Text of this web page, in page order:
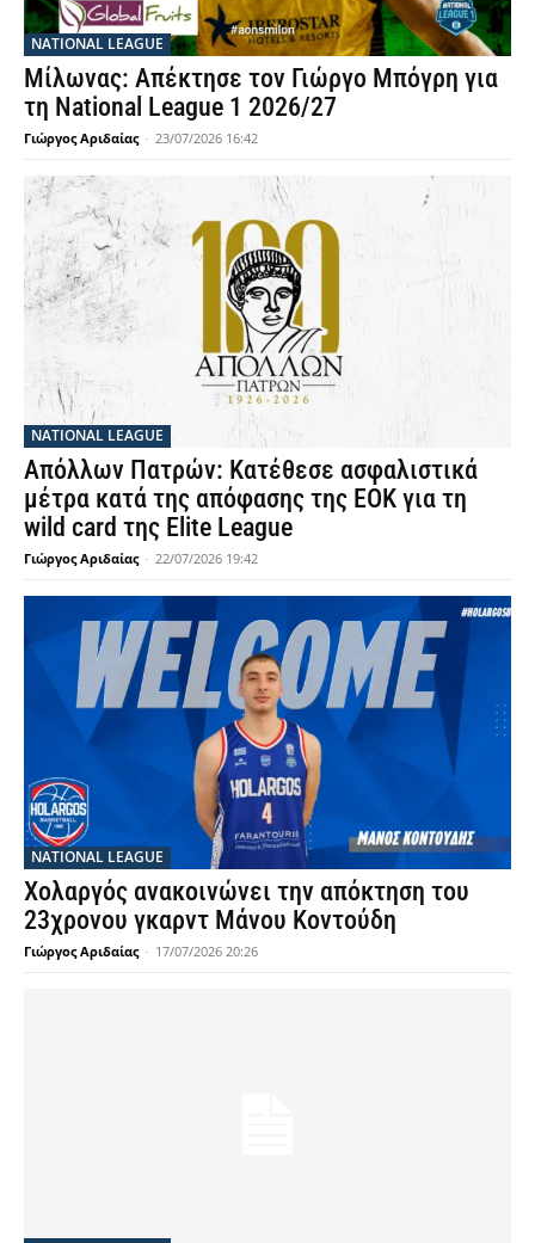
NATIONAL LEAGUE
Μίλωνας: Απέκτησε τον Γιώργο Μπόγρη για
τη National League 1 2026/27
Γιώργος Αριδαίας - 23/07/2026 16:42
NATIONAL LEAGUE
Απόλλων Πατρών: Κατέθεσε ασφαλιστικά
μέτρα κατά της απόφασης της ΕΟΚ για τη
wild card της Elite League
Γιώργος Αριδαίας - 22/07/2026 19:42
NATIONAL LEAGUE
Χολαργός ανακοινώνει την απόκτηση του
23χρονου γκαρντ Μάνου Κοντούδη
Γιώργος Αριδαίας - 17/07/2026 20:26